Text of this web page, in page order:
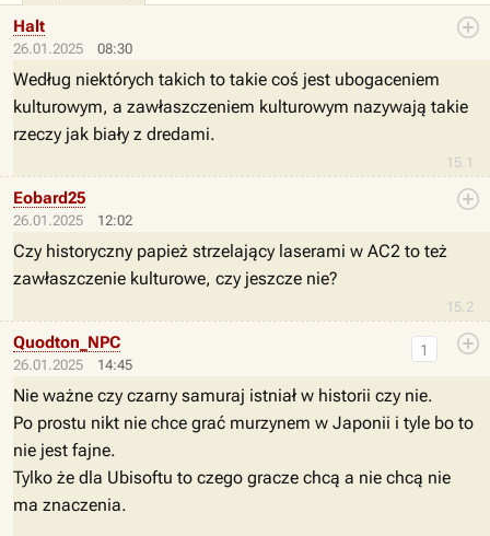
26.01.2025 08:30
15.1
Halt
Według niektórych takich to takie coś jest ubogaceniem
kulturowym, a zawłaszczeniem kulturowym nazywają takie
rzeczy jak biały z dredami.
26.01.2025 12:02
15.2
Eobard25
Czy historyczny papież strzelający laserami w AC2 to też
zawłaszczenie kulturowe, czy jeszcze nie?
26.01.2025 14:45
1
Quodton_NPC
Nie ważne czy czarny samuraj istniał w historii czy nie.
Po prostu nikt nie chce grać murzynem w Japonii i tyle bo to
nie jest fajne.
Tylko że dla Ubisoftu to czego gracze chcą a nie chcą nie
ma znaczenia.